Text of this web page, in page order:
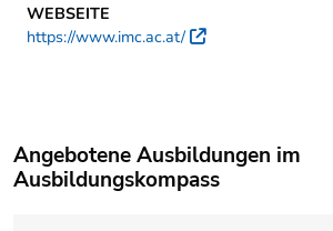
WEBSEITE
https://www.imc.ac.at/
Externer Link
Angebotene Ausbildungen im
Ausbildungskompass